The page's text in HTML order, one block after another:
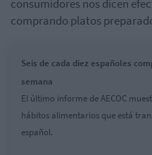
consumidores nos dicen
comprando platos
Seis de cada diez españoles
semana
El último informe de AECOC
hábitos alimentarios que está
español.